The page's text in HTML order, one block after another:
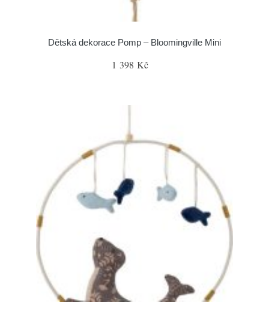
Dětská dekorace Pomp – Bloomingville Mini
1 398 Kč